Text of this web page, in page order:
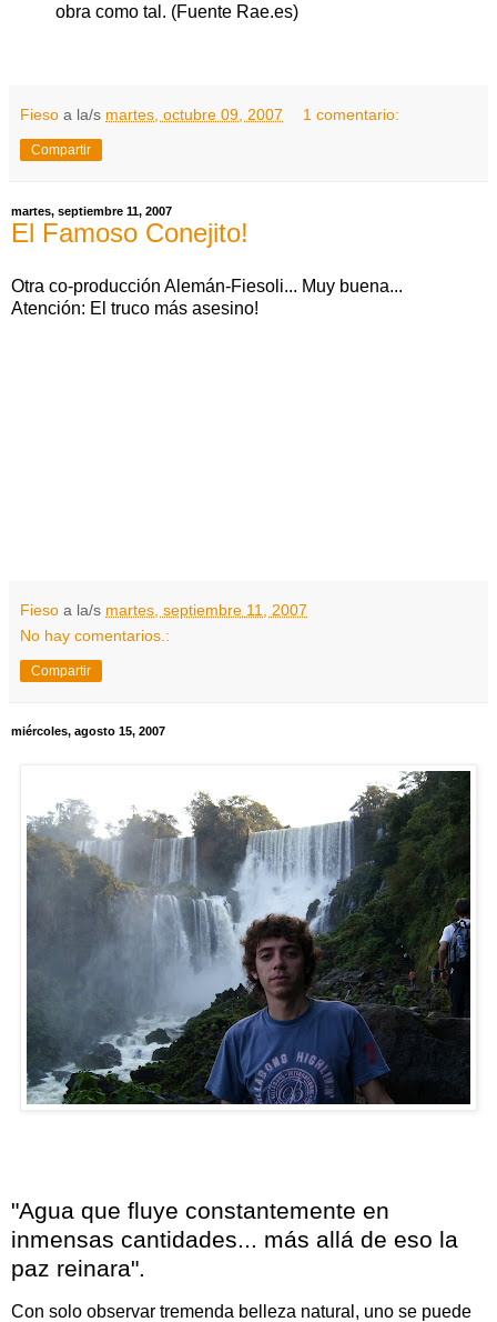
obra como tal. (Fuente Rae.es)
Fieso a la/s martes, octubre 09, 2007 1 comentario:
Compartir
martes, septiembre 11, 2007
El Famoso Conejito!
Otra co-producción Alemán-Fiesoli... Muy buena...
Atención: El truco más asesino!
Fieso a la/s martes, septiembre 11, 2007
No hay comentarios.:
Compartir
miércoles, agosto 15, 2007
"Agua que fluye constantemente en
inmensas cantidades... más allá de eso la
paz reinara".
Con solo observar tremenda belleza natural, uno se puede